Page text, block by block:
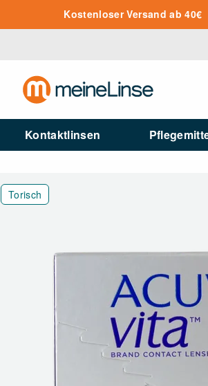
Zum Hauptinhalt springen
Kostenloser Versand ab 40€
Kontaktlinsen
Torisch